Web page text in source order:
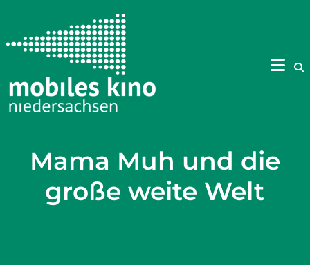
Mama Muh und die
große weite Welt